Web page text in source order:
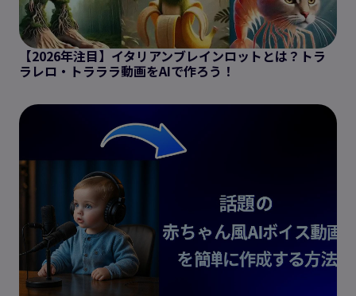
【2026年注目】イタリアンブレインロットとは？トラ
ラレロ・トラララ動画をAIで作ろう！